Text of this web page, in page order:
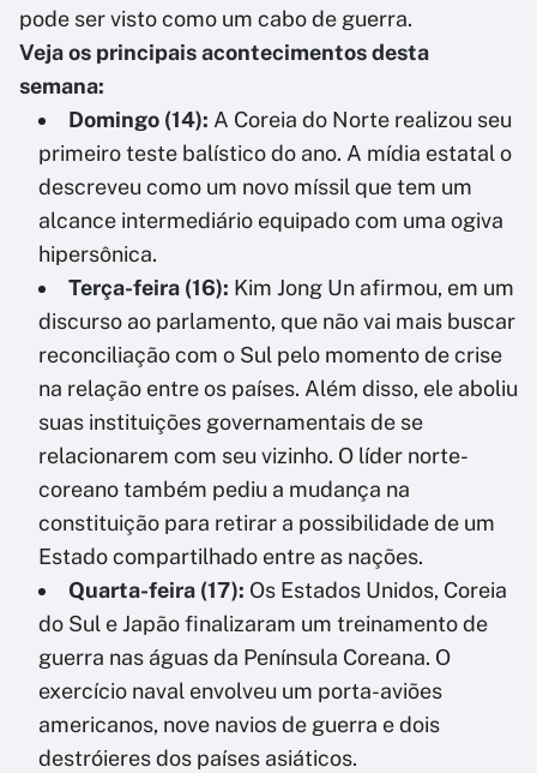
pode ser visto como um cabo de guerra.
Veja os principais acontecimentos desta
semana:
Domingo (14): A Coreia do Norte realizou seu
primeiro teste balístico do ano. A mídia estatal o
descreveu como um novo míssil que tem um
alcance intermediário equipado com uma ogiva
hipersônica.
Terça-feira (16): Kim Jong Un afirmou, em um
discurso ao parlamento, que não vai mais buscar
reconciliação com o Sul pelo momento de crise
na relação entre os países. Além disso, ele aboliu
suas instituições governamentais de se
relacionarem com seu vizinho. O líder norte-
coreano também pediu a mudança na
constituição para retirar a possibilidade de um
Estado compartilhado entre as nações.
Quarta-feira (17): Os Estados Unidos, Coreia
do Sul e Japão finalizaram um treinamento de
guerra nas águas da Península Coreana. O
exercício naval envolveu um porta-aviões
americanos, nove navios de guerra e dois
destróieres dos países asiáticos.